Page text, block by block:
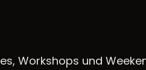
Workshops und